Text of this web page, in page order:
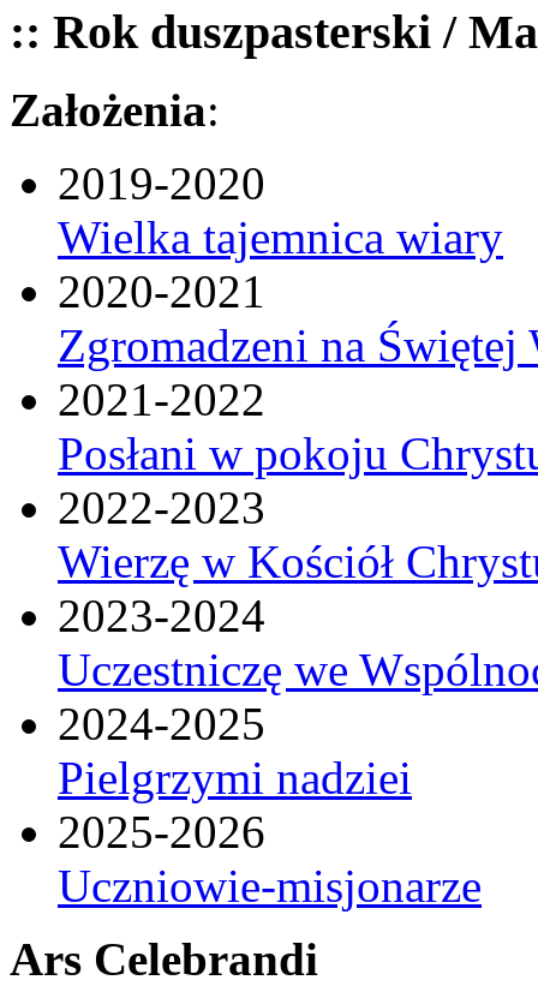
:: Rok duszpasterski /
Założenia:
2019-2020
Wielka tajemnica wiary
2020-2021
Zgromadzeni na Świętej
2021-2022
Posłani w pokoju
2022-2023
Wierzę w Kościół
2023-2024
Uczestniczę we
2024-2025
Pielgrzymi nadziei
2025-2026
Uczniowie-misjonarze
Ars Celebrandi